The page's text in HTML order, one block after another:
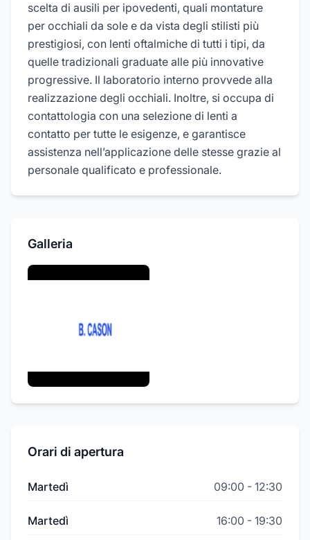
scelta di ausili per ipovedenti, quali montature
per occhiali da sole e da vista degli stilisti più
prestigiosi, con lenti oftalmiche di tutti i tipi, da
quelle tradizionali graduate alle più innovative
progressive. Il laboratorio interno provvede alla
realizzazione degli occhiali. Inoltre, si occupa di
contattologia con una selezione di lenti a
contatto per tutte le esigenze, e garantisce
assistenza nell’applicazione delle stesse grazie al
personale qualificato e professionale.
Galleria
Orari di apertura
Martedì 09:00 - 12:30
Martedì 16:00 - 19:30